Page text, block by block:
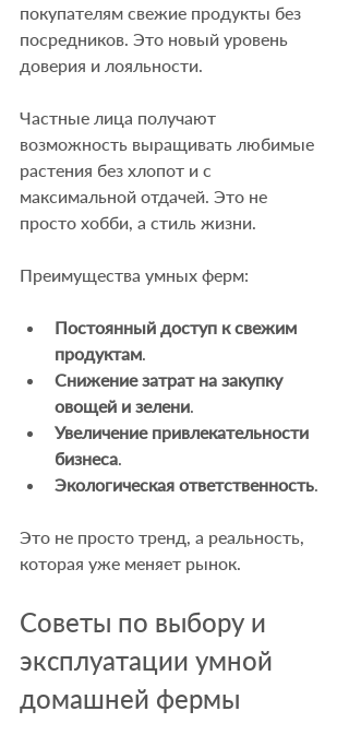
покупателям свежие продукты без
посредников. Это новый уровень
доверия и лояльности.
Частные лица получают
возможность выращивать любимые
растения без хлопот и с
максимальной отдачей. Это не
просто хобби, а стиль жизни.
Преимущества умных ферм:
Постоянный доступ к свежим
продуктам
Снижение затрат на закупку
овощей и зелени
Увеличение привлекательности
бизнеса
Экологическая ответственность
Это не просто тренд, а реальность,
которая уже меняет рынок.
Советы по выбору и
эксплуатации умной
домашней фермы